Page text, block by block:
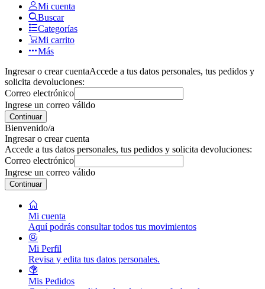
Mi cuenta
Buscar
Categorías
Mi carrito
Más
Ingresar o crear cuentaAccede a tus datos personales, tus pedidos y
solicita devoluciones:
Correo electrónico
Ingrese un correo válido
Continuar
Bienvenido/a
Ingresar o crear cuenta
Accede a tus datos personales, tus pedidos y solicita devoluciones:
Correo electrónico
Ingrese un correo válido
Continuar
Mi cuenta
Aquí podrás consultar todos tus movimientos
Mi Perfil
Revisa y edita tus datos personales.
Mis Pedidos